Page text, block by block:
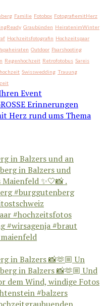
Familie Fotobox FotografiemitHerz
Graubünden HeiratenimWinter
Hochzeitsfotografin Hochzeitspaar
Outdoor Paarshooting
Regenhochzeit Retrofotobus Sareis
Swisswedding Trauung
in Balzers und an
in Balzers 📸🫶🏼 Un